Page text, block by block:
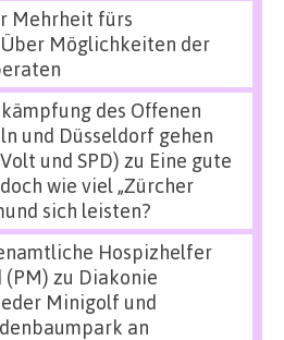
Mehrheit fürs
Möglichkeiten der
des Offenen
und Düsseldorf gehen
und SPD) zu Eine gute
wie viel „Zürcher
sich leisten?
Hospizhelfer
(PM) zu Diakonie
Minigolf und
an